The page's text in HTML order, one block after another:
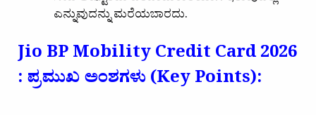
ಎನ್ನುವುದನ್ನು ಮರೆಯಬಾರದು.
Jio BP Mobility Credit Card 2026
: ಪ್ರಮುಖ ಅಂಶಗಳು (Key Points):